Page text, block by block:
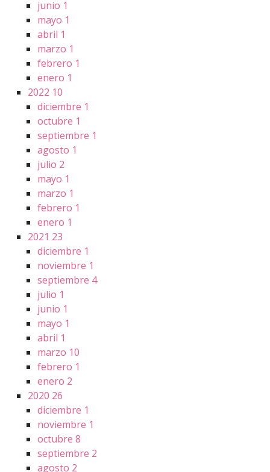
junio 1
mayo 1
abril 1
marzo 1
febrero 1
enero 1
2022 10
diciembre 1
octubre 1
septiembre 1
agosto 1
julio 2
mayo 1
marzo 1
febrero 1
enero 1
2021 23
diciembre 1
noviembre 1
septiembre 4
julio 1
junio 1
mayo 1
abril 1
marzo 10
febrero 1
enero 2
2020 26
diciembre 1
noviembre 1
octubre 8
septiembre 2
agosto 2